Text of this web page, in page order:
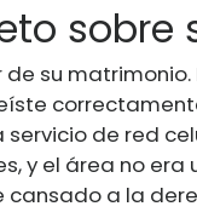
sobre
su
servicio de red
y el área no era
cansado a la